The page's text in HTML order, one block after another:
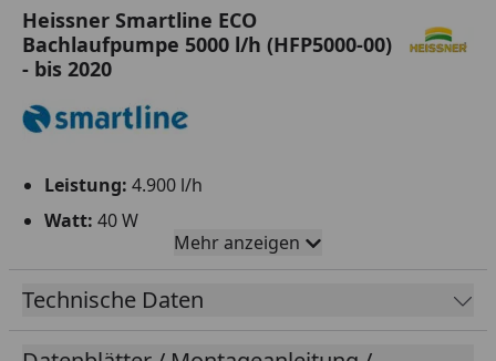
Heissner Smartline ECO
Bachlaufpumpe 5000 l/h (HFP5000-00)
- bis 2020
Leistung: 4.900 l/h
Watt: 40 W
ca.4,30 m
Schmutzdurchlass:
LxBxH:26 x 18 x 11 cm
Mehr anzeigen
Technische Daten